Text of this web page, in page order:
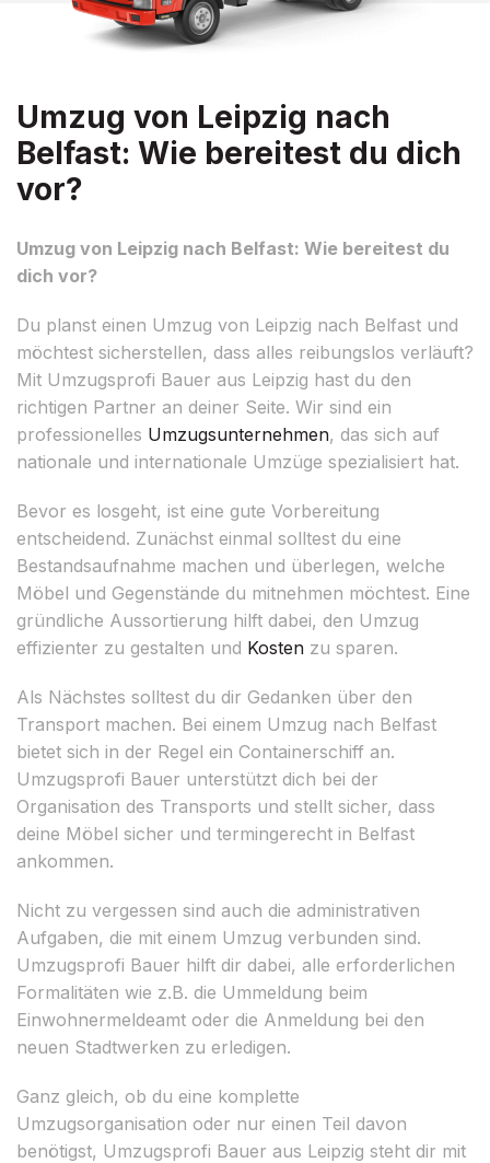
Umzug von Leipzig nach
Belfast: Wie bereitest du dich
vor?
Umzug von Leipzig nach Belfast: Wie bereitest du
dich vor?
Du planst einen Umzug von Leipzig nach Belfast und
möchtest sicherstellen, dass alles reibungslos verläuft?
Mit Umzugsprofi Bauer aus Leipzig hast du den
richtigen Partner an deiner Seite. Wir sind ein
professionelles Umzugsunternehmen, das sich auf
nationale und internationale Umzüge spezialisiert hat.
Bevor es losgeht, ist eine gute Vorbereitung
entscheidend. Zunächst einmal solltest du eine
Bestandsaufnahme machen und überlegen, welche
Möbel und Gegenstände du mitnehmen möchtest. Eine
gründliche Aussortierung hilft dabei, den Umzug
effizienter zu gestalten und Kosten zu sparen.
Als Nächstes solltest du dir Gedanken über den
Transport machen. Bei einem Umzug nach Belfast
bietet sich in der Regel ein Containerschiff an.
Umzugsprofi Bauer unterstützt dich bei der
Organisation des Transports und stellt sicher, dass
deine Möbel sicher und termingerecht in Belfast
ankommen.
Nicht zu vergessen sind auch die administrativen
Aufgaben, die mit einem Umzug verbunden sind.
Umzugsprofi Bauer hilft dir dabei, alle erforderlichen
Formalitäten wie z.B. die Ummeldung beim
Einwohnermeldeamt oder die Anmeldung bei den
neuen Stadtwerken zu erledigen.
Ganz gleich, ob du eine komplette
Umzugsorganisation oder nur einen Teil davon
benötigst, Umzugsprofi Bauer aus Leipzig steht dir mit